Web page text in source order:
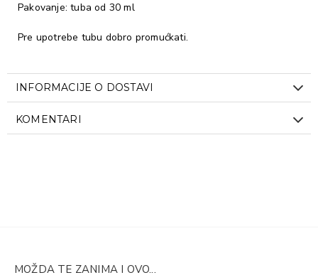
Pakovanje: tuba od 30 ml
Pre upotrebe tubu dobro promućkati.
INFORMACIJE O DOSTAVI
KOMENTARI
MOŽDA TE ZANIMA I OVO...